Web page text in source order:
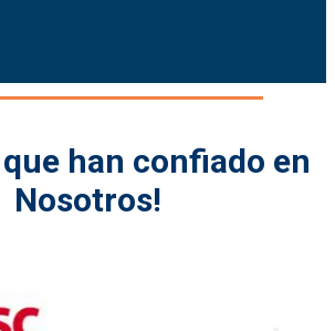
que han confiado en
Nosotros!